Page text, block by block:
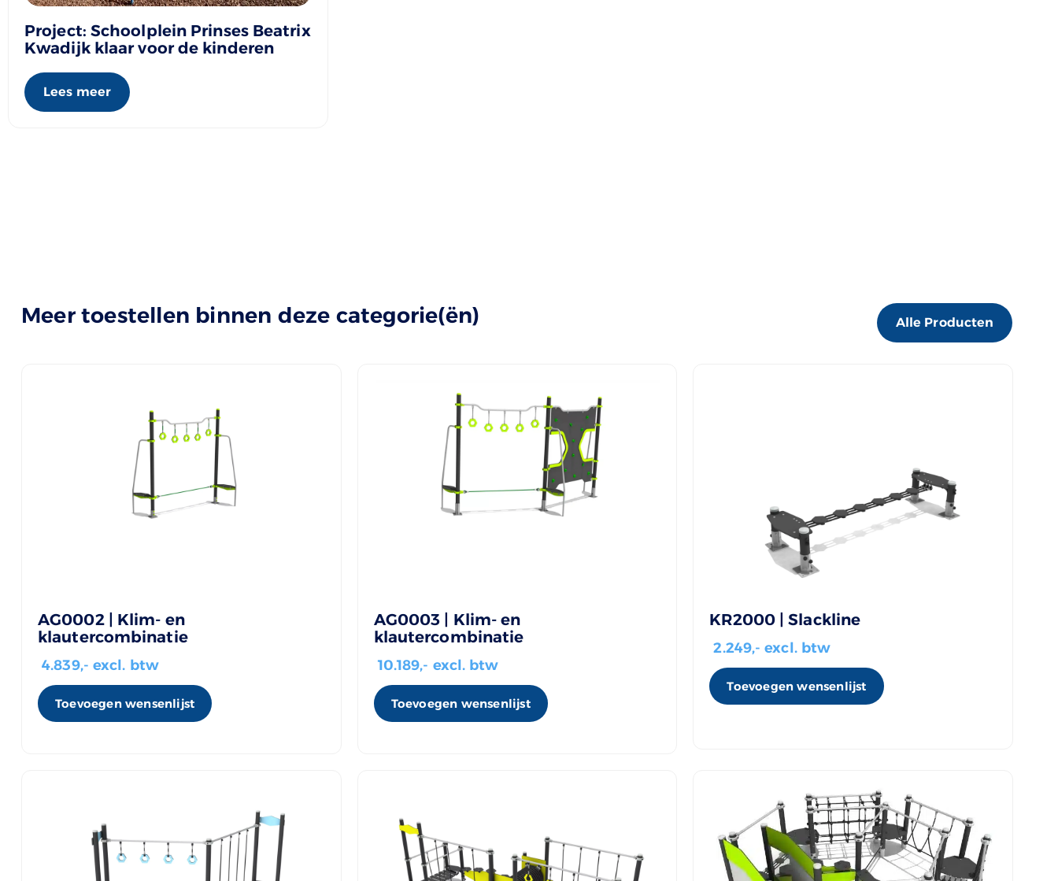
Project: Schoolplein Prinses Beatrix
Kwadijk klaar voor de kinderen
Lees meer
Meer toestellen binnen deze categorie(ën) Alle Producten
AG0002 | Klim- en
klautercombinatie
4.839,- excl. btw
Toevoegen wensenlijst
AG0003 | Klim- en
klautercombinatie
10.189,- excl. btw
Toevoegen wensenlijst
KR2000 | Slackline
2.249,- excl. btw
Toevoegen wensenlijst